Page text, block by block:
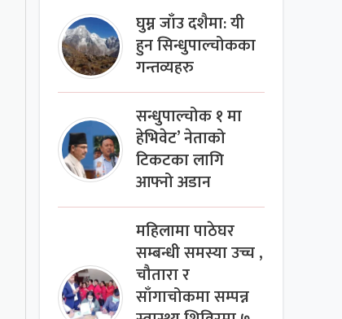
घुम्न जाँउ दशैमा: यी
हुन सिन्धुपाल्चोकका
गन्तव्यहरु
सन्धुपाल्चोक १ मा
हेभिवेट’ नेताको
टिकटका लागि
आफ्नो अडान
महिलामा पाठेघर
सम्बन्धी समस्या उच्च ,
चौतारा र
साँगाचोकमा सम्पन्न